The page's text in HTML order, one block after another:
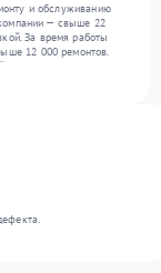
и обслуживанию
— свыше 22
За время работы
12 000 ремонтов.
включая , , . Мы
высокое качество